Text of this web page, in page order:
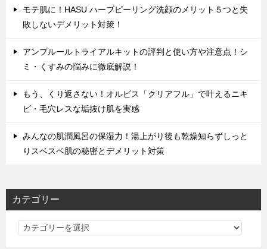
モテ肌に！HASU ハーブピーリング洗顔のメリット５つと失
敗しないデメリット対策！
アンプルールトライアルキットの評判と使い方や注意点！シ
ミ・くすみの悩みに徹底解説！
もう、くり返さない！オルビス「クリアフル」で叶えるニキ
ビ・毛穴レスな垢抜け肌を実感
みんなの肌潤風呂の保湿力！湯上がり後も乾燥知らずしっと
りスベスベ肌の秘密とデメリット対策
カテゴリー
カ